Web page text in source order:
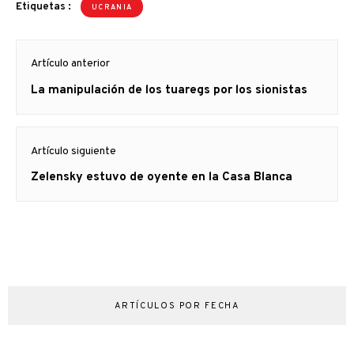
Etiquetas : UCRANIA
de
entradas
Artículo anterior
Artículo
La manipulación de los tuaregs por los sionistas
Artículo siguiente
Artículo
Zelensky estuvo de oyente en la Casa Blanca
ARTÍCULOS POR FECHA